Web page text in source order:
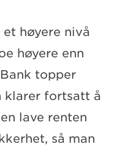
høyere nivå
høyere enn
topper
klarer fortsatt å
lave renten
så man